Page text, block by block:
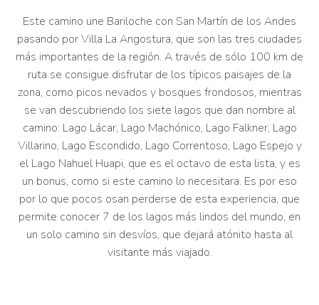
Este camino une Bariloche con San Martín de los Andes
pasando por Villa La Angostura, que son las tres ciudades
más importantes de la región. A través de sólo 100 km de
ruta se consigue disfrutar de los típicos paisajes de la
zona, como picos nevados y bosques frondosos, mientras
se van descubriendo los siete lagos que dan nombre al
camino: Lago Lácar, Lago Machónico, Lago Falkner, Lago
Villarino, Lago Escondido, Lago Correntoso, Lago Espejo y
el Lago Nahuel Huapi, que es el octavo de esta lista, y es
un bonus, como si este camino lo necesitara. Es por eso
por lo que pocos osan perderse de esta experiencia, que
permite conocer 7 de los lagos más lindos del mundo, en
un solo camino sin desvíos, que dejará atónito hasta al
visitante más viajado.